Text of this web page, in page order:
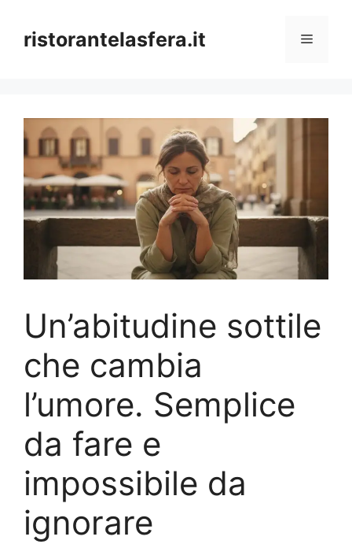
contentristorantelasfera.it Menu
Un’abitudine sottile
che cambia
l’umore. Semplice
da fare e
impossibile da
ignorare